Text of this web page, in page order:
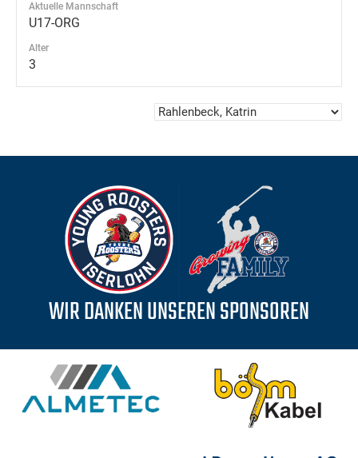
Aktuelle Mannschaft
U17-ORG
Alter
3
WIR DANKEN UNSEREN SPONSOREN